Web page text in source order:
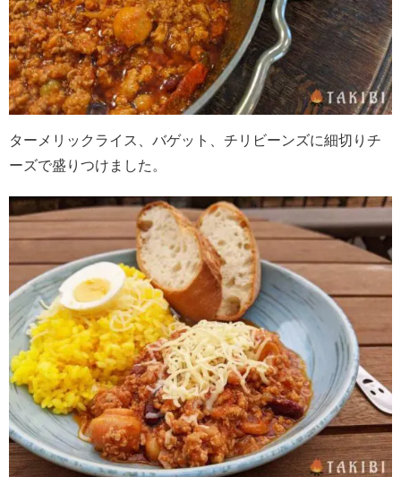
ターメリックライス、バゲット、チリビーンズに細切りチ
ーズで盛りつけました。